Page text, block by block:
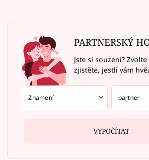
PARTNERSKÝ
Jste si souzení?
zjistěte, jestli vám
VYPOČÍTAT